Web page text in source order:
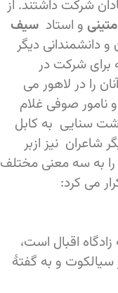
شرکت داشتند. از
و استاد سیف
دانشمندانی دیگر
برای شرکت در
را در لاهور می
صوفی غلام
سنایی به کابل
شاعران نیز ازبر
را به سه معنی مختلف
می کرد:
اقبال است،
و به گفتۀ